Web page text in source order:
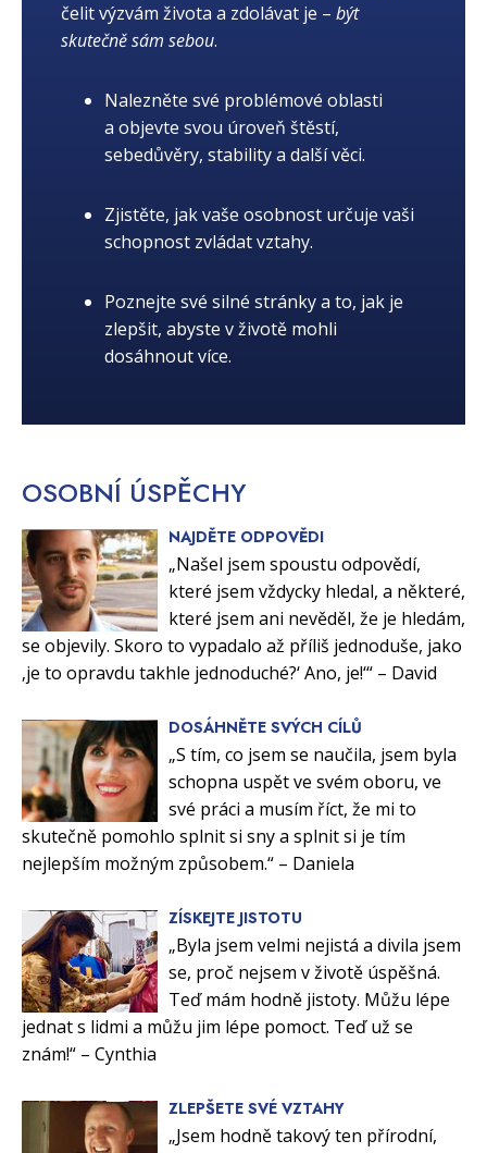
čelit výzvám života a zdolávat je – být
skutečně sám sebou.
Nalezněte své problémové oblasti
a objevte svou úroveň štěstí,
sebedůvěry, stability a další věci.
Zjistěte, jak vaše osobnost určuje vaši
schopnost zvládat vztahy.
Poznejte své silné stránky a to, jak je
zlepšit, abyste v životě mohli
dosáhnout více.
OSOBNÍ ÚSPĚCHY
NAJDĚTE ODPOVĚDI
„Našel jsem spoustu odpovědí,
které jsem vždycky hledal, a některé,
které jsem ani nevěděl, že je hledám,
se objevily. Skoro to vypadalo až příliš jednoduše, jako
‚je to opravdu takhle jednoduché?‘ Ano, je!‘“ – David
DOSÁHNĚTE SVÝCH CÍLŮ
„S tím, co jsem se naučila, jsem byla
schopna uspět ve svém oboru, ve
své práci a musím říct, že mi to
skutečně pomohlo splnit si sny a splnit si je tím
nejlepším možným způsobem.“ – Daniela
ZÍSKEJTE JISTOTU
„Byla jsem velmi nejistá a divila jsem
se, proč nejsem v životě úspěšná.
Teď mám hodně jistoty. Můžu lépe
jednat s lidmi a můžu jim lépe pomoct. Teď už se
znám!“ – Cynthia
ZLEPŠETE SVÉ VZTAHY
„Jsem hodně takový ten přírodní,